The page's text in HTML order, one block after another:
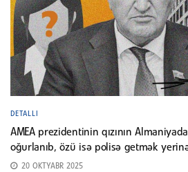
DETALLI
AMEA prezidentinin qızının
oğurlanıb, özü isə polisə getmək yerinə
20 OKTYABR 2025